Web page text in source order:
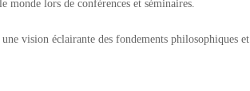
monde lors de conférences et séminaires.
vision éclairante des fondements philosophiques et